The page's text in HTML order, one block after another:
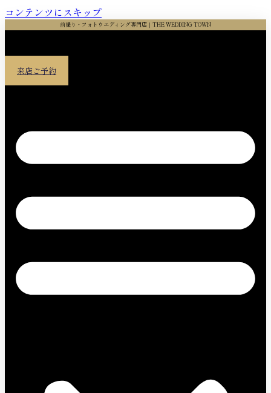
コンテンツにスキップ
前撮り・フォトウエディング専門店｜THE WEDDING TOWN
来店ご予約